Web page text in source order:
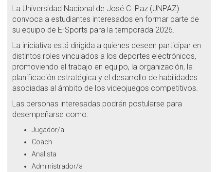
La Universidad Nacional de José C. Paz (UNPAZ)
convoca a estudiantes interesados en formar parte de
su equipo de E-Sports para la temporada 2026.
La iniciativa está dirigida a quienes deseen participar en
distintos roles vinculados a los deportes electrónicos,
promoviendo el trabajo en equipo, la organización, la
planificación estratégica y el desarrollo de habilidades
asociadas al ámbito de los videojuegos competitivos.
Las personas interesadas podrán postularse para
desempeñarse como:
Jugador/a
Coach
Analista
Administrador/a